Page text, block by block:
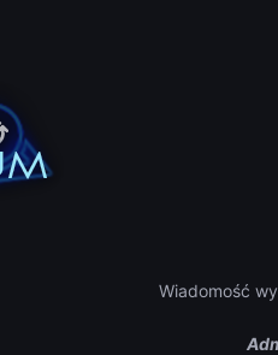
Wiadomość